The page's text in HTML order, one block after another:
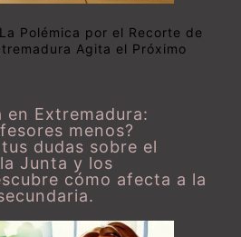
Polémica por el Recorte de
Agita el Próximo
en Extremadura:
menos?
dudas sobre el
Junta y los
cómo afecta a la